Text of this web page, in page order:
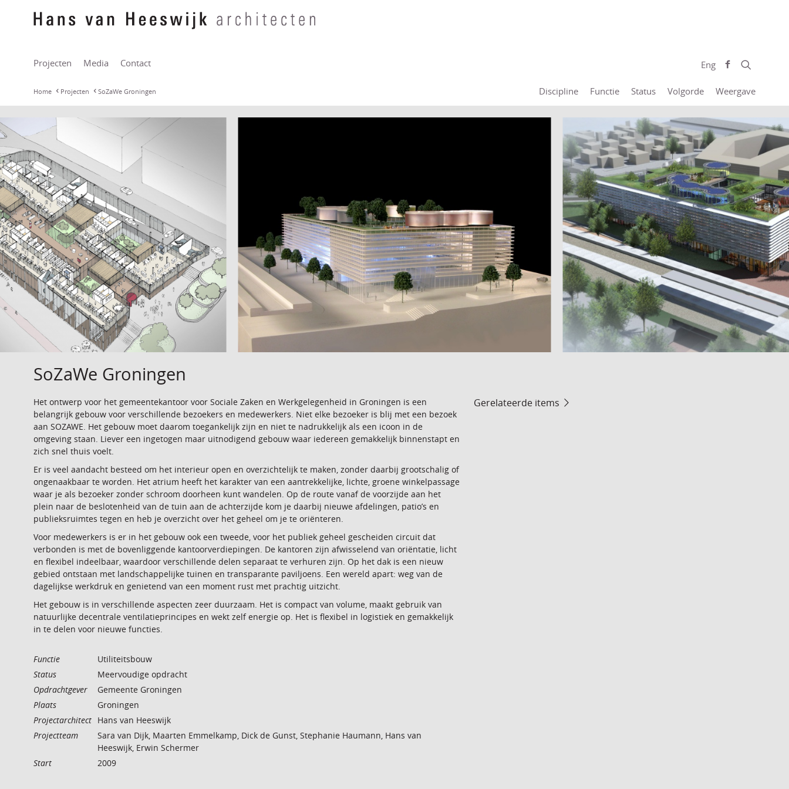
Projecten Media Contact Eng
Home Projecten SoZaWe Groningen Discipline Functie Status Volgorde Weergave
SoZaWe Groningen
Het ontwerp voor het gemeentekantoor voor Sociale Zaken en Werkgelegenheid in Groningen is een
belangrijk gebouw voor verschillende bezoekers en medewerkers. Niet elke bezoeker is blij met een bezoek
aan SOZAWE. Het gebouw moet daarom toegankelijk zijn en niet te nadrukkelijk als een icoon in de
omgeving staan. Liever een ingetogen maar uitnodigend gebouw waar iedereen gemakkelijk binnenstapt en
zich snel thuis voelt.
Er is veel aandacht besteed om het interieur open en overzichtelijk te maken, zonder daarbij grootschalig of
ongenaakbaar te worden. Het atrium heeft het karakter van een aantrekkelijke, lichte, groene winkelpassage
waar je als bezoeker zonder schroom doorheen kunt wandelen. Op de route vanaf de voorzijde aan het
plein naar de beslotenheid van de tuin aan de achterzijde kom je daarbij nieuwe afdelingen, patio’s en
publieksruimtes tegen en heb je overzicht over het geheel om je te oriënteren.
Voor medewerkers is er in het gebouw ook een tweede, voor het publiek geheel gescheiden circuit dat
verbonden is met de bovenliggende kantoorverdiepingen. De kantoren zijn afwisselend van oriëntatie, licht
en flexibel indeelbaar, waardoor verschillende delen separaat te verhuren zijn. Op het dak is een nieuw
gebied ontstaan met landschappelijke tuinen en transparante paviljoens. Een wereld apart: weg van de
dagelijkse werkdruk en genietend van een moment rust met prachtig uitzicht.
Het gebouw is in verschillende aspecten zeer duurzaam. Het is compact van volume, maakt gebruik van
natuurlijke decentrale ventilatieprincipes en wekt zelf energie op. Het is flexibel in logistiek en gemakkelijk
in te delen voor nieuwe functies.
Functie
Utiliteitsbouw
Status
Meervoudige opdracht
Opdrachtgever
Gemeente Groningen
Plaats
Groningen
Projectarchitect Hans van Heeswijk
Projectteam
Sara van Dijk, Maarten Emmelkamp, Dick de Gunst, Stephanie Haumann, Hans van
Heeswijk, Erwin Schermer
Start
2009
Gerelateerde items